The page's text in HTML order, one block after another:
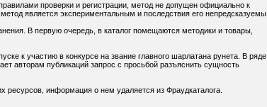
проверки и регистрации, метод не допущен официально к
является экспериментальным и последствия его непредсказуемы.
В первую очередь, в каталог помещаются методики и товары,
к участию в конкурсе на звание главного шарлатана рунета. В ряде
авторам публикаций запрос с просьбой разъяснить сущность
ресурсов, информация о нем удаляется из Фраудкаталога.